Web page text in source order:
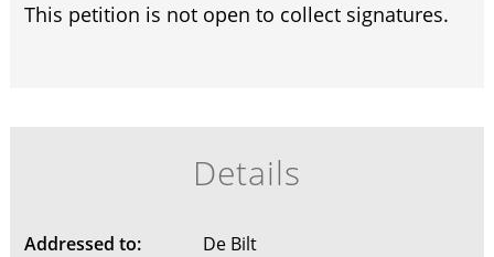
This petition is not open to collect signatures.
Details
Addressed to:
De Bilt